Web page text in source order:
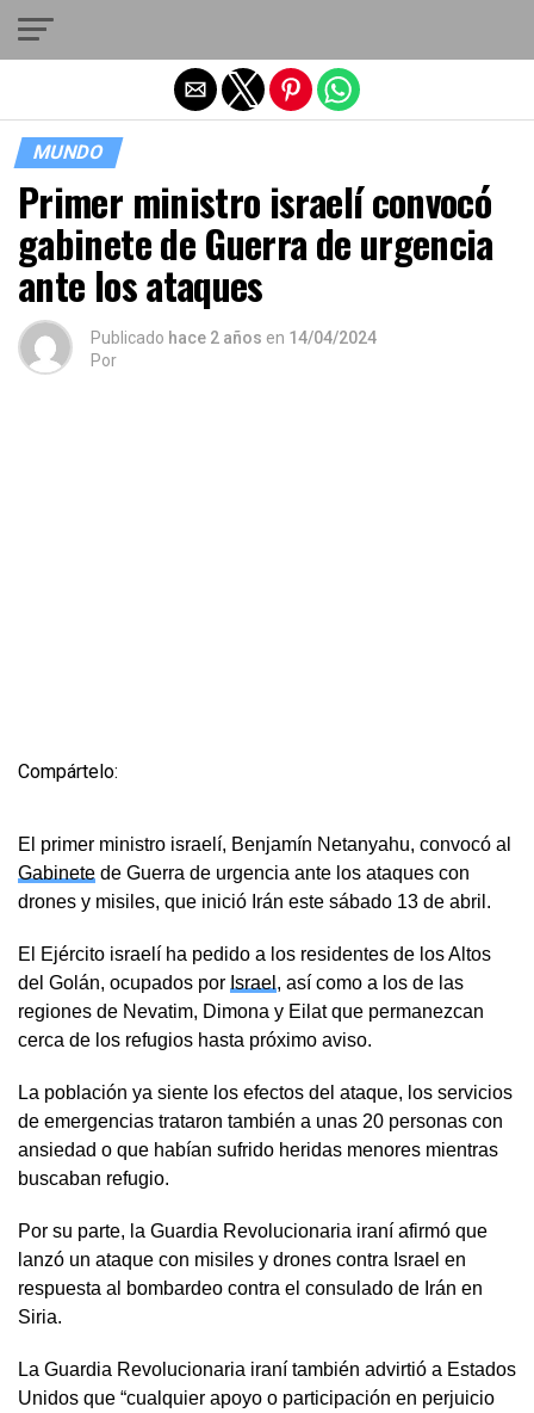
MUNDO
Primer ministro israelí convocó
gabinete de Guerra de urgencia
ante los ataques
Publicado hace 2 años en 14/04/2024
Por
Compártelo:
El primer ministro israelí, Benjamín Netanyahu, convocó al
Gabinete de Guerra de urgencia ante los ataques con
drones y misiles, que inició Irán este sábado 13 de abril.
El Ejército israelí ha pedido a los residentes de los Altos
del Golán, ocupados por Israel , así como a los de las
regiones de Nevatim, Dimona y Eilat que permanezcan
cerca de los refugios hasta próximo aviso.
La población ya siente los efectos del ataque, los servicios
de emergencias trataron también a unas 20 personas con
ansiedad o que habían sufrido heridas menores mientras
buscaban refugio.
Por su parte, la Guardia Revolucionaria iraní afirmó que
lanzó un ataque con misiles y drones contra Israel en
respuesta al bombardeo contra el consulado de Irán en
Siria.
La Guardia Revolucionaria iraní también advirtió a Estados
Unidos que “cualquier apoyo o participación en perjuicio